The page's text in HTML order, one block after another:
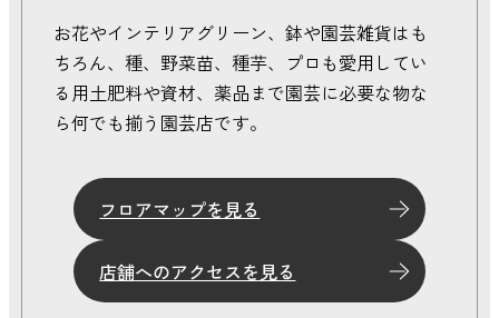
2025年 8月
2025年 7月
2025年 6月
2025年 5月
2025年 3月
お花やインテリアグリーン、鉢や園芸雑貨はも
ちろん、種、野菜苗、種芋、プロも愛用してい
る用土肥料や資材、薬品まで園芸に必要な物な
ら何でも揃う園芸店です。
フロアマップを見る
店舗へのアクセスを見る